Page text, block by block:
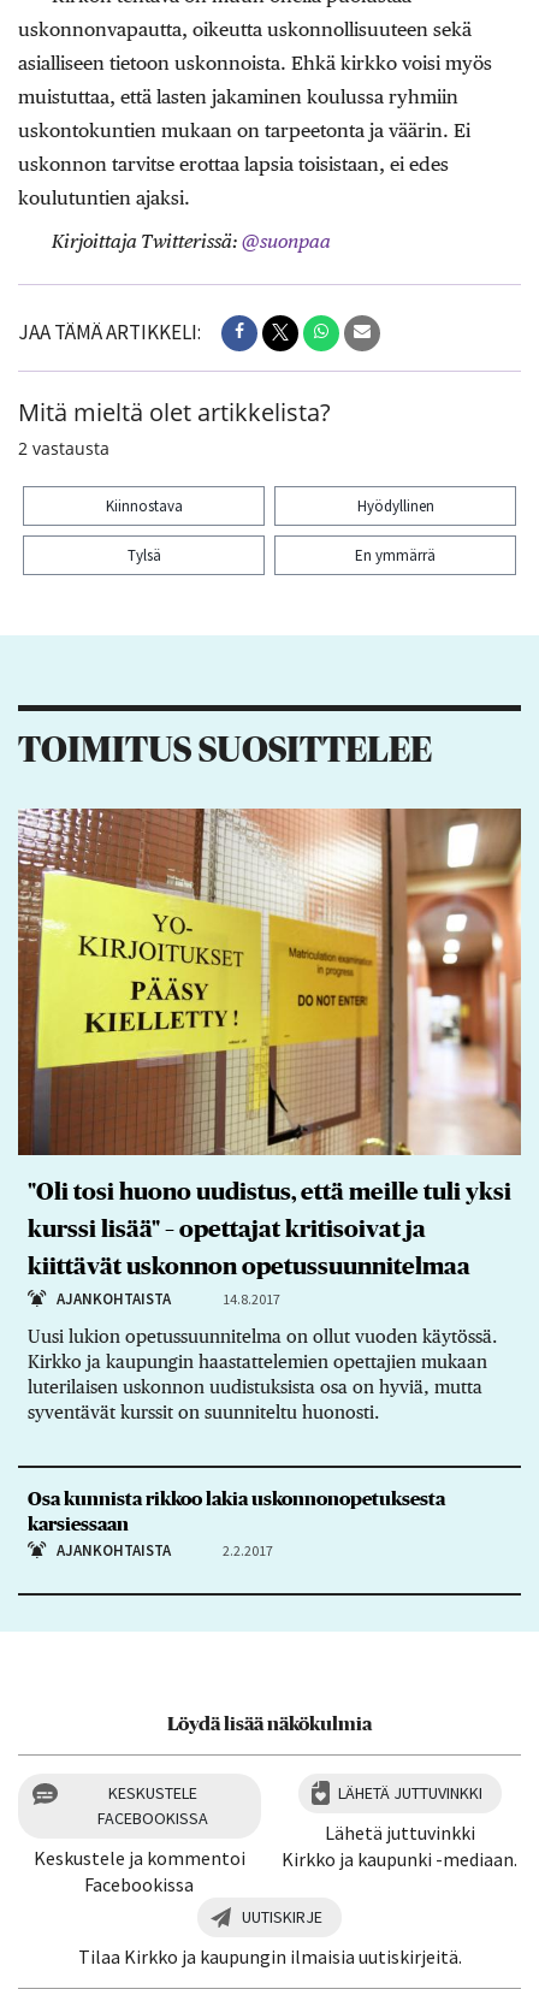
uskonnonvapautta, oikeutta uskonnollisuuteen sekä
asialliseen tietoon uskonnoista. Ehkä kirkko voisi myös
muistuttaa, että lasten jakaminen koulussa ryhmiin
uskontokuntien mukaan on tarpeetonta ja väärin. Ei
uskonnon tarvitse erottaa lapsia toisistaan, ei edes
koulutuntien ajaksi.
Kirjoittaja Twitterissä: @suonpaa
JAA TÄMÄ ARTIKKELI:
Mitä mieltä olet artikkelista?
2 vastausta
Kiinnostava Hyödyllinen
Tylsä En ymmärrä
TOIMITUS SUOSITTELEE
"Oli tosi huono uudistus, että meille tuli yksi
kurssi lisää" – opettajat kritisoivat ja
kiittävät uskonnon opetussuunnitelmaa
AJANKOHTAISTA 14.8.2017
Uusi lukion opetussuunnitelma on ollut vuoden käytössä.
Kirkko ja kaupungin haastattelemien opettajien mukaan
luterilaisen uskonnon uudistuksista osa on hyviä, mutta
syventävät kurssit on suunniteltu huonosti.
Osa kunnista rikkoo lakia uskonnonopetuksesta
karsiessaan
AJANKOHTAISTA 2.2.2017
Löydä lisää näkökulmia
KESKUSTELE
FACEBOOKISSA
Keskustele ja kommentoi
Facebookissa
LÄHETÄ JUTTUVINKKI
Lähetä juttuvinkki
Kirkko ja kaupunki -mediaan.
UUTISKIRJE
Tilaa Kirkko ja kaupungin ilmaisia uutiskirjeitä.